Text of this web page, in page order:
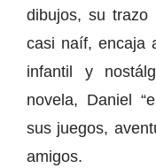
dibujos, su
casi naíf, encaja
infantil y
novela, Daniel
sus juegos,
amigos.